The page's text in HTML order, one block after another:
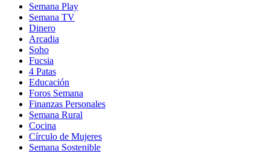
Semana Play
Semana TV
Dinero
Arcadia
Soho
in
new
window
Fucsia
in
new
window
4 Patas
Educación
Foros Semana
Finanzas Personales
Semana Rural
Cocina
Círculo de Mujeres
Semana Sostenible